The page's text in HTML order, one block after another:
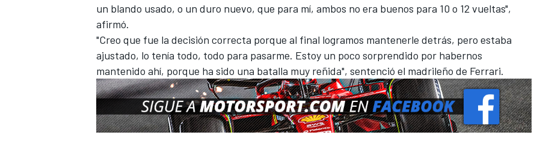
un blando usado, o un duro nuevo, que para mí, ambos no era buenos para 10 o 12 vueltas",
afirmó.
"Creo que fue la decisión correcta porque al final logramos mantenerle detrás, pero estaba
ajustado, lo tenía todo, todo para pasarme. Estoy un poco sorprendido por habernos
mantenido ahí, porque ha sido una batalla muy reñida", sentenció el madrileño de Ferrari.